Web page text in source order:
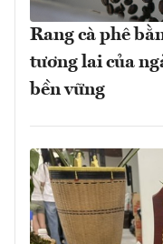
Rang cà phê
tương lai của
bền vững